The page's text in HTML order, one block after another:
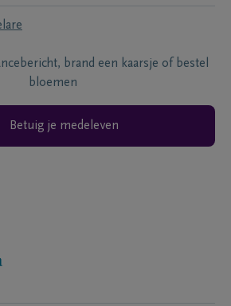
brand een kaarsje of bestel
bloemen
Betuig je medeleven